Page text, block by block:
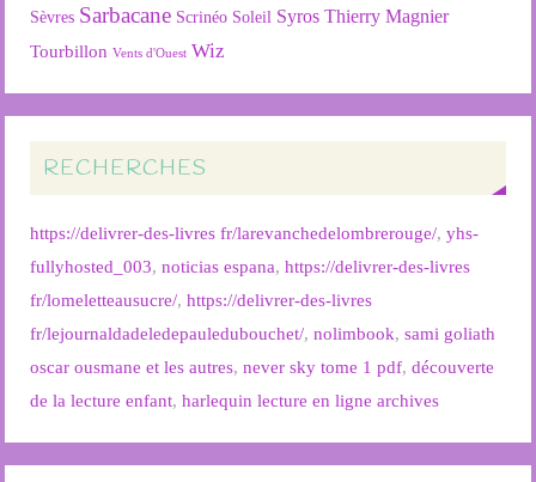
Sèvres Sarbacane Scrinéo Soleil Syros Thierry Magnier
Tourbillon Vents d'Ouest Wiz
RECHERCHES
https://delivrer-des-livres fr/larevanchedelombrerouge/,yhs-
fullyhosted_003,noticias espana,https://delivrer-des-livres
fr/lomeletteausucre/,https://delivrer-des-livres
fr/lejournaldadeledepauledubouchet/,nolimbook,sami goliath
oscar ousmane et les autres,never sky tome 1 pdf,découverte
de la lecture enfant,harlequin lecture en ligne archives